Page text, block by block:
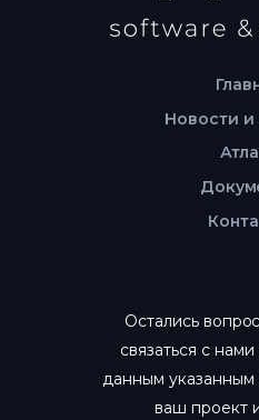
Новости
Остались
связаться с
данным
ваш проект